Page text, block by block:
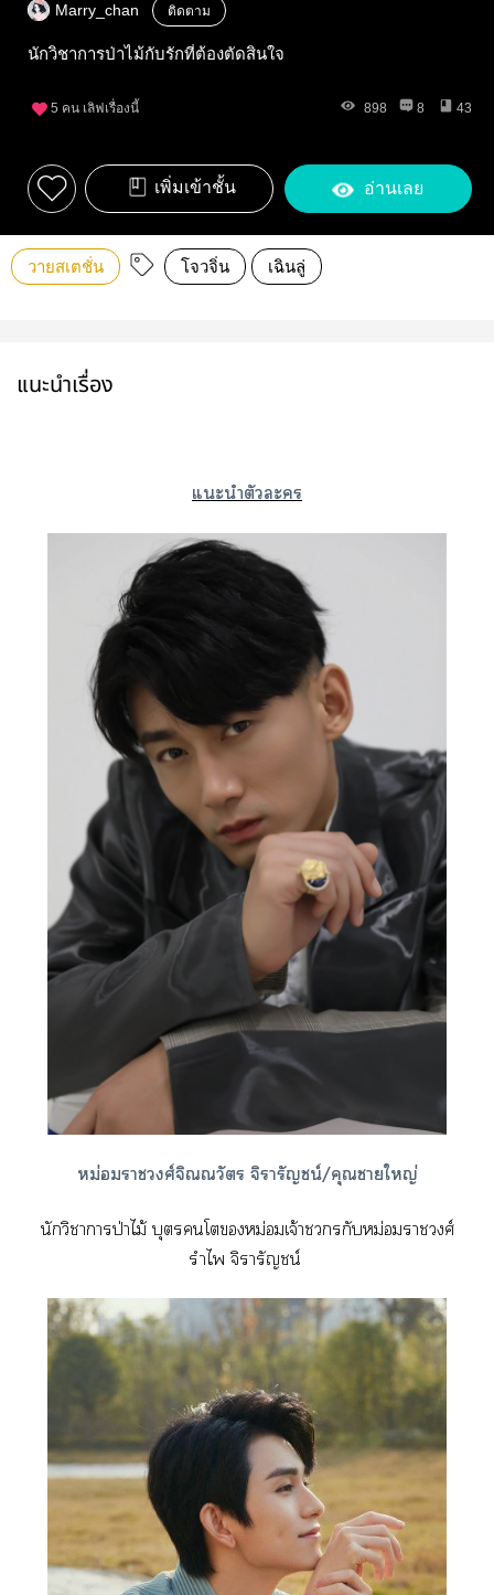
Marry_chan ติดตาม
นักวิชาการป่าไม้กับรักที่ต้องตัดสินใจ
5 คน เลิฟเรื่องนี้ 898 8 43
เพิ่มเข้าชั้น อ่านเลย
วายสเตชั่น โจวจิ่น เฉินลู่
แนะนำเรื่อง
แะนำตัวะ
หม่อมาวงศ์จิณณวัตร จิารัญชน์/คุณาใหญ่
นักวิชาาป่าไม้ บุตรโหม่อมเจ้าชรกับหม่อมาวงศ์
รำไพ จิารัญชน์